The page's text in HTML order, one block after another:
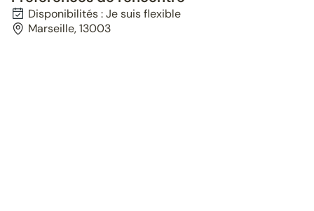
Disponibilités : Je suis flexible
Marseille, 13003